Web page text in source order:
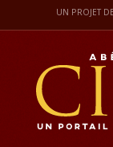
UN PROJET